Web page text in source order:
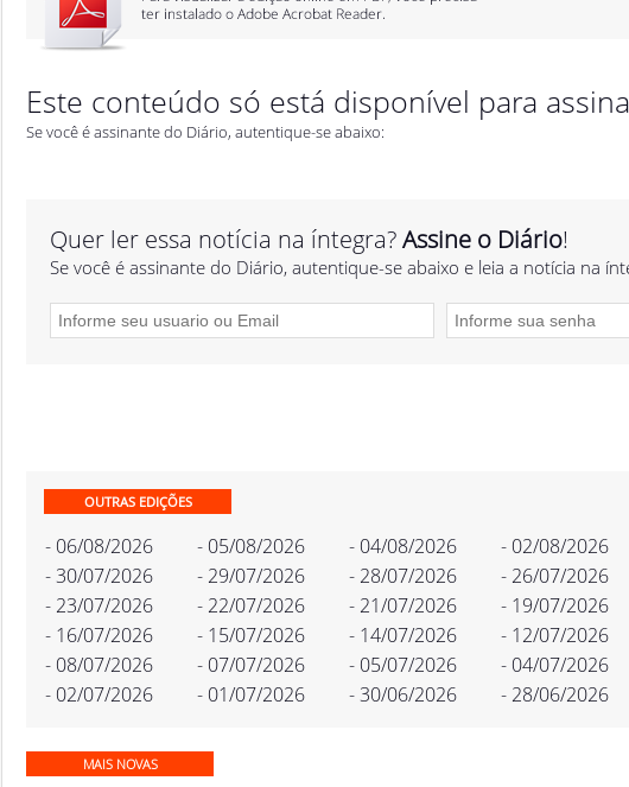
Este conteúdo só está disponível para
Se você é assinante do Diário, autentique-se abaixo:
Quer ler essa notícia na íntegra?Assine o Diário!
Se você é assinante do Diário, autentique-se abaixo e leia a notícia na
OUTRAS EDIÇÕES
- 06/08/2026 - 05/08/2026 - 04/08/2026 - 02/08/2026
- 30/07/2026
- 29/07/2026 - 28/07/2026 - 26/07/2026
- 23/07/2026
- 22/07/2026 - 21/07/2026 - 19/07/2026
- 16/07/2026
- 15/07/2026 - 14/07/2026 - 12/07/2026
- 08/07/2026
- 07/07/2026 - 05/07/2026 - 04/07/2026
- 02/07/2026
- 01/07/2026 - 30/06/2026 - 28/06/2026
MAIS NOVAS